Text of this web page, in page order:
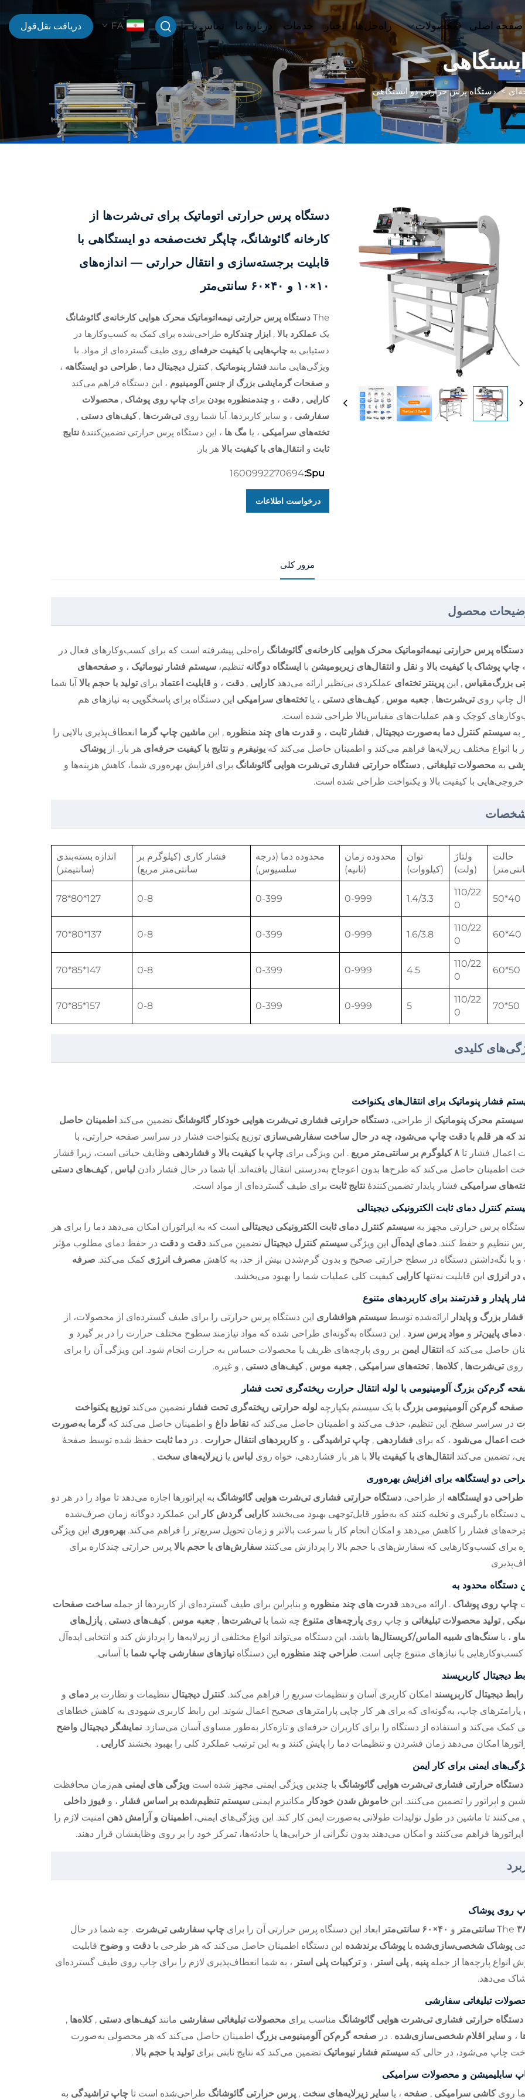
صفحه اصلی محصولات راه‌حل‌ها اخبار خدمات دربارهٔ ما تماس با ما FA دریافت نقل‌قول
>دستگاه پرس حرارتی دو ایستگاهی
دستگاه پرس حرارتی اتوماتیک برای تی‌شرت‌ها از
کارخانه گائوشانگ، چاپگر تخت‌صفحه دو ایستگاهی با
قابلیت برجسته‌سازی و انتقال حرارتی — اندازه‌های
۱۰×۱۰ و ۴۰×۶۰ سانتی‌متر
The دستگاه پرس حرارتی نیمه‌اتوماتیک محرک هوایی کارخانه‌ی گائوشانگ
یک عملکرد بالا , ابزار چندکاره طراحی‌شده برای کمک به کسب‌وکارها در
دستیابی به چاپ‌هایی با کیفیت حرفه‌ای روی طیف گسترده‌ای از مواد. با
ویژگی‌هایی مانند فشار پنوماتیک ,کنترل دیجیتال دما , طراحی دو ایستگاهه ،
و صفحات گرمایشی بزرگ از جنس آلومینیوم ، این دستگاه فراهم می‌کند
کارایی , دقت ، و چندمنظوره بودن برای چاپ روی پوشاک , محصولات
سفارشی ، و سایر کاربردها. آیا شما رویتی‌شرت‌ها ,کیف‌های دستی ,
تخته‌های سرامیکی ، یا مگ ها ، این دستگاه پرس حرارتی تضمین‌کنندهٔ نتایج
ثابت و انتقال‌های با کیفیت بالا هر بار.
Spu:
1600992270694
درخواست اطلاعات
مرور کلی
محصول
دستگاه پرس حرارتی نیمه‌اتوماتیک محرک هوایی کارخانه‌ی گائوشانگ راه‌حلی پیشرفته است که برای کسب‌وکارهای فعال در
چاپ پوشاک با کیفیت بالا و نقل و انتقال‌های زیربومیشن با ایستگاه دوگانه تنظیم، سیستم فشار نیوماتیک ، و صفحه‌های
بزرگ‌مقیاس , این پرینتر تخته‌ای عملکردی بی‌نظیر ارائه می‌دهدکارایی , دقت ، و قابلیت اعتماد برایتولید با حجم بالا آیا شما
چاپ رویتی‌شرت‌ها , جعبه موس ,کیف‌های دستی ، یاتخته‌های سرامیکی این دستگاه برای پاسخگویی به نیازهای هم
کوچک و هم عملیات‌های مقیاس‌بالا طراحی شده است.
به سیستم کنترل دما به‌صورت دیجیتال , فشار ثابت ، و قدرت های چند منظوره , این ماشین چاپ گرما انعطاف‌پذیری بالایی را
با انواع مختلف زیرلایه‌ها فراهم می‌کند و اطمینان حاصل می‌کند که یونیفرم و نتایج با کیفیت حرفه‌ای هر بار. از پوشاک
به محصولات تبلیغاتی , دستگاه حرارتی فشاری تی‌شرت هوایی گائوشانگ برای افزایش بهره‌وری شما، کاهش هزینه‌ها و
خروجی‌هایی با کیفیت بالا و یکنواخت طراحی شده است.
حالت
ولتاژ
(ولت)
توان
(کیلووات)
محدوده زمان
(ثانیه)
محدوده دما (درجه
سلسیوس)
فشار کاری (کیلوگرم بر
سانتی‌متر مربع)
اندازه بسته‌بندی
(سانتیمتر)
40*50
110/22
0
1.4/3.3
0-999
0-399
0-8
127*80*78
40*60
110/22
0
1.6/3.8
0-999
0-399
0-8
137*80*70
50*60
110/22
0
4.5
0-999
0-399
0-8
147*85*70
50*70
110/22
0
5
0-999
0-399
0-8
157*85*70
کلیدی
فشار پنوماتیک برای انتقال‌های یکنواخت
سیستم محرک پنوماتیک از طراحی، دستگاه حرارتی فشاری تی‌شرت هوایی خودکار گائوشانگ تضمین می‌کند اطمینان حاصل
که هر قلم با دقت چاپ می‌شود، چه در حال ساخت سفارشی‌سازی توزیع یکنواخت فشار در سراسر صفحه حرارتی، با
اعمال فشار تا ۸ کیلوگرم بر سانتی‌متر مربع . این ویژگی برای چاپ با کیفیت بالا و فشاردهی وظایف حیاتی است، زیرا فشار
اطمینان حاصل می‌کند که طرح‌ها بدون اعوجاج به‌درستی انتقال یافته‌اند. آیا شما در حال فشار دادن لباس ,کیف‌های دستی
سرامیکی فشار پایدار تضمین‌کنندهٔ نتایج ثابت برای طیف گسترده‌ای از مواد است.
کنترل دمای ثابت الکترونیکی دیجیتالی
پرس حرارتی مجهز به سیستم کنترل دمای ثابت الکترونیکی دیجیتالی است که به اپراتوران امکان می‌دهد دما را برای هر
تنظیم و حفظ کنند. دمای ایده‌آل این ویژگی سیستم کنترل دیجیتال تضمین می‌کند دقت و دقت در حفظ دمای مطلوب مؤثر
با نگه‌داشتن دستگاه در سطح حرارتی صحیح و بدون گرم‌شدن بیش از حد، به کاهش مصرف انرژی کمک می‌کند. صرفه
در انرژی این قابلیت نه‌تنهاکارایی کیفیت کلی عملیات شما را بهبود می‌بخشد.
پایدار و قدرتمند برای کاربردهای متنوع
فشار بزرگ و پایدار ارائه‌شده توسط سیستم هوافشاری این دستگاه پرس حرارتی را برای طیف گسترده‌ای از محصولات، از
دمای پایین‌تر و مواد پرس سرد . این دستگاه به‌گونه‌ای طراحی شده که مواد نیازمند سطوح مختلف حرارت را در بر گیرد و
حاصل می‌کند که انتقال ایمن بر روی پارچه‌های ظریف یا محصولات حساس به حرارت انجام شود. این ویژگی آن را برای
رویتی‌شرت‌ها ,کلاه‌ها ,تخته‌های سرامیکی , جعبه موس ,کیف‌های دستی , و غیره.
گرم‌کن بزرگ آلومینیومی با لوله انتقال حرارت ریخته‌گری تحت فشار
صفحه گرم‌کن آلومینیومی بزرگ با یک سیستم یکپارچه لوله حرارتی ریخته‌گری تحت فشار تضمین می‌کندتوزیع یکنواخت
در سراسر سطح. این تنظیم، حذف می‌کند و اطمینان حاصل می‌کند که نقاط داغ و اطمینان حاصل می‌کند کهگرما به‌صورت
اعمال می‌شود ، که برای فشاردهی , چاپ تراشیدگی ، وکاربردهای انتقال حرارت . در دما ثابت حفظ شده توسط صفحهٔ
تضمین می‌کند انتقال‌های با کیفیت بالا با هر بار فشاردهی، خواه روی لباس یا زیرلایه‌های سخت .
دو ایستگاهه برای افزایش بهره‌وری
طراحی دو ایستگاهه از طراحی، دستگاه حرارتی فشاری تی‌شرت هوایی گائوشانگ به اپراتورها اجازه می‌دهد تا مواد را در هر دو
بارگیری و تخلیه کنند که به‌طور قابل‌توجهی بهبود می‌بخشدکارایی گردش کار این عملکرد دوگانه زمان صرف‌شده
فشار را کاهش می‌دهد و امکان انجام کار با سرعت بالاتر و زمان تحویل سریع‌تر را فراهم می‌کند. بهره‌وری این ویژگی
برای کسب‌وکارهایی که سفارش‌های با حجم بالا را پردازش می‌کنند سفارش‌های با حجم بالا پرس حرارتی چندکاره برای
دستگاه محدود به
چاپ روی پوشاک . ارائه می‌دهد قدرت های چند منظوره و بنابراین برای طیف گسترده‌ای از کاربردها از جمله ساخت صفحات
,تولید محصولات تبلیغاتی و چاپ روی پارچه‌های متنوع چه شما باتی‌شرت‌ها , جعبه موس ,کیف‌های دستی , پازل‌های
، یا سنگ‌های شبیه الماس/کریستال‌ها باشد، این دستگاه می‌تواند انواع مختلفی از زیرلایه‌ها را پردازش کند و انتخابی ایده‌آل
کسب‌وکارهایی با نیازهای متنوع چاپی است. طراحی چند منظوره این دستگاه نیازهای سفارشی چاپ شما با آسانی.
دیجیتال کاربرپسند
رابط دیجیتال کاربرپسند امکان کاربری آسان و تنظیمات سریع را فراهم می‌کند.کنترل دیجیتال تنظیمات و نظارت بر دمای و
پارامترهای چاپ، به‌گونه‌ای که برای هر کار چاپی پارامترهای صحیح اعمال شوند. این رابط کاربری شهودی به کاهش خطاهای
کمک می‌کند و استفاده از دستگاه را برای کاربران حرفه‌ای و تازه‌کار به‌طور مساوی آسان می‌سازد. نمایشگر دیجیتال واضح
امکان می‌دهد زمان فشردن و تنظیمات دما را پایش کنند و به این ترتیب عملکرد کلی را بهبود بخشندکارایی .
ایمنی برای کار ایمن
دستگاه حرارتی فشاری تی‌شرت هوایی گائوشانگ با چندین ویژگی ایمنی مجهز شده است ویژگی های ایمنی هم‌زمان محافظت
و اپراتور را تضمین می‌کنند. این خاموش شدن خودکار مکانیزم ایمنی سیستم تنظیم‌شده بر اساس فشار ، و فیوز داخلی
می‌کنند تا ماشین در طول تولیدات طولانی به‌صورت ایمن کار کند. این ویژگی‌های ایمنی، اطمینان و آرامش ذهن امنیت لازم را
فراهم می‌کنند و امکان می‌دهند بدون نگرانی از خرابی‌ها یا حادثه‌ها، تمرکز خود را بر روی وظایفشان قرار دهند.
روی پوشاک
The
و ۴۰×۶۰ سانتی‌متر ابعاد این دستگاه پرس حرارتی آن را برای چاپ سفارشی تی‌شرت . چه شما در حال
پوشاک شخصی‌سازی‌شده یا پوشاک برندشده این دستگاه اطمینان حاصل می‌کند که هر طرحی با دقت و وضوح قابلیت
انواع پارچه‌ها از جمله پنبه , پلی استر ، وترکیبات پلی استر ، به شما انعطاف‌پذیری لازم را برای چاپ روی طیف گسترده‌ای
می‌دهد.
تبلیغاتی سفارشی
دستگاه حرارتی فشاری تی‌شرت هوایی گائوشانگ مناسب برای محصولات تبلیغاتی سفارشی مانندکیف‌های دستی ,کلاه‌ها ,
، و سایر اقلام شخصی‌سازی‌شده . در صفحه گرم‌کن آلومینیومی بزرگ اطمینان حاصل می‌کند که هر محصولی به‌صورت
چاپ می‌شود، در حالی که سیستم فشار نیوماتیک تضمین می‌کند که نتایج ثابتی برایتولید با حجم بالا .
سابلیمیشن و محصولات سرامیکی
رویکاشی سرامیکی , صفحه ، یا سایر زیرلایه‌های سخت , پرس حرارتی گائوشانگ طراحی‌شده است تا چاپ تراشیدگی به